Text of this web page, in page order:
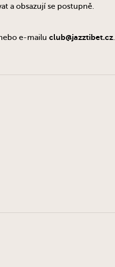
a obsazují se postupně.
e-mailu club@jazztibet.cz.